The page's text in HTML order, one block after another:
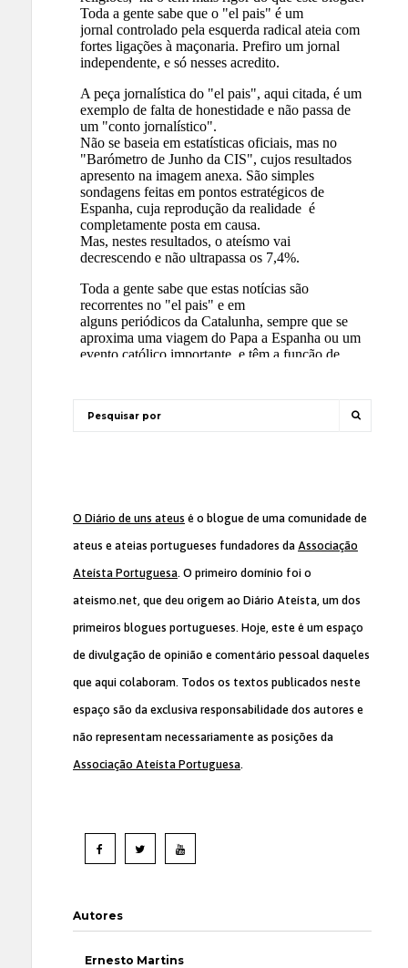
O Diário de uns ateus é o blogue de uma comunidade de
ateus e ateias portugueses fundadores da Associação
Ateísta Portuguesa. O primeiro domínio foi o
ateismo.net, que deu origem ao Diário Ateísta, um dos
primeiros blogues portugueses. Hoje, este é um espaço
de divulgação de opinião e comentário pessoal daqueles
que aqui colaboram. Todos os textos publicados neste
espaço são da exclusiva responsabilidade dos autores e
não representam necessariamente as posições da
Associação Ateísta Portuguesa.
Autores
Ernesto Martins